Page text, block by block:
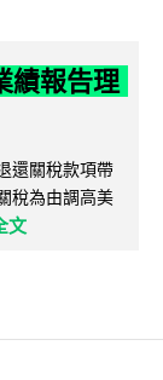
績報告理
還關稅款項帶
稅為由調高美
文